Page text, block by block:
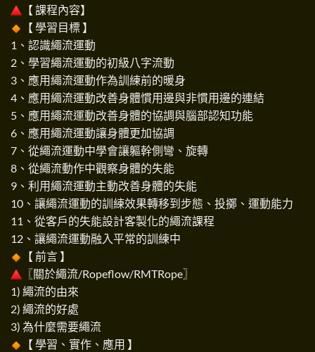
【 課程內容】
【 學習目標 】
1、認識繩流運動
2、學習繩流運動的初級八字流動
3、應用繩流運動作為訓練前的暖身
4、應用繩流運動改善身體慣用邊與非慣用邊的連結
5、應用繩流運動改善身體的協調與腦部認知功能
6、應用繩流運動讓身體更加協調
7、從繩流運動中學會讓軀幹側彎、旋轉
8、從繩流動作中觀察身體的失能
9、利用繩流運動主動改善身體的失能
10、讓繩流運動的訓練效果轉移到步態、投擲、運動能力
11、從客戶的失能設計客製化的繩流課程
12、讓繩流運動融入平常的訓練中
【 前言 】
〖關於繩流/Ropeflow/RMTRope〗
1) 繩流的由來
2) 繩流的好處
3) 為什麼需要繩流
【 學習、實作、應用 】